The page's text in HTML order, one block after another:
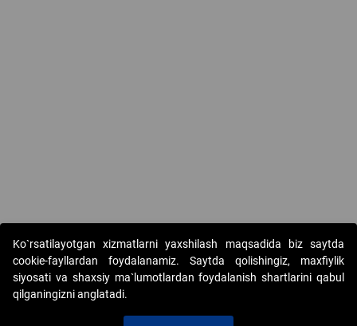
Copyright © 2017-2026. "Elektron onlayn-auksionlarni
tashkil etish" AJ. Barcha huquqlar himoyalangan
Ko`rsatilayotgan xizmatlarni yaxshilash maqsadida biz saytda
cookie-fayllardan foydalanamiz. Saytda qolishingiz, maxfiylik
siyosati va shaxsiy ma`lumotlardan foydalanish shartlarini qabul
qilganingizni anglatadi.